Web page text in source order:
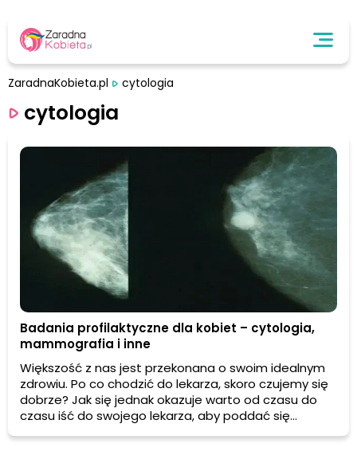
ZaradnaKobieta.pl cytologia
cytologia
Badania profilaktyczne dla kobiet – cytologia,
mammografia i inne
Większość z nas jest przekonana o swoim idealnym
zdrowiu. Po co chodzić do lekarza, skoro czujemy się
dobrze? Jak się jednak okazuje warto od czasu do
czasu iść do swojego lekarza, aby poddać się
profilaktycznym badaniom okresowym, które